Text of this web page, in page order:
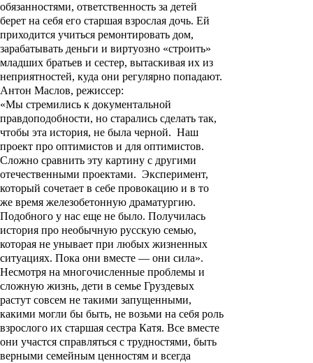
обязанностями, ответственность за детей
берет на себя его старшая взрослая дочь. Ей
приходится учиться ремонтировать дом,
зарабатывать деньги и виртуозно «строить»
младших братьев и сестер, вытаскивая их из
неприятностей, куда они регулярно попадают.
Антон Маслов, режиссер:
«Мы стремились к документальной
правдоподобности, но старались сделать так,
чтобы эта история, не была черной. Наш
проект про оптимистов и для оптимистов.
Сложно сравнить эту картину с другими
отечественными проектами. Эксперимент,
который сочетает в себе провокацию и в то
же время железобетонную драматургию.
Подобного у нас еще не было. Получилась
история про необычную русскую семью,
которая не унывает при любых жизненных
ситуациях. Пока они вместе — они сила».
Несмотря на многочисленные проблемы и
сложную жизнь, дети в семье Груздевых
растут совсем не такими запущенными,
какими могли бы быть, не возьми на себя роль
взрослого их старшая сестра Катя. Все вместе
они участся справляться с трудностями, быть
верными семейным ценностям и всегда